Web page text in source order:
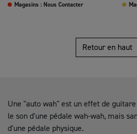
Magasins : Nous Contacter
Retour en haut
Une "auto wah" est un effet de
le son d'une pédale wah-wah, mais
d'une pédale physique.